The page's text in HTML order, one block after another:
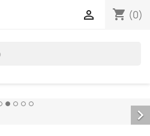
shopping_cart (0)

